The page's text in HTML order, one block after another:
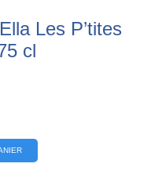
Les P’tites
cl